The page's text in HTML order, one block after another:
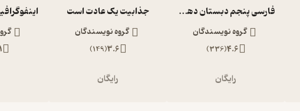
فارسی پنجم دبستان دهه 60
گروه نویسندگان
4.6
(
336
)
رایگان
جذابیت یک عادت است
گروه نویسندگان
3.6
(
149
)
رایگان